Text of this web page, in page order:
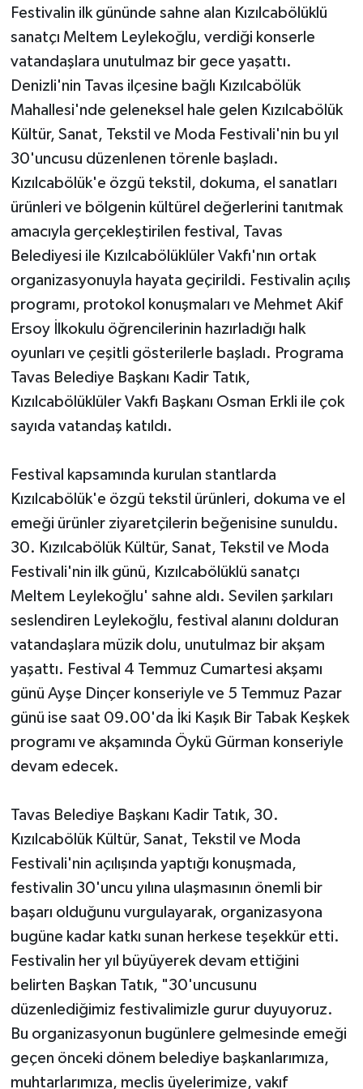
Festivalin ilk gününde sahne alan Kızılcabölüklü
sanatçı Meltem Leylekoğlu, verdiği konserle
vatandaşlara unutulmaz bir gece yaşattı.
Denizli'nin Tavas ilçesine bağlı Kızılcabölük
Mahallesi'nde geleneksel hale gelen Kızılcabölük
Kültür, Sanat, Tekstil ve Moda Festivali'nin bu yıl
30'uncusu düzenlenen törenle başladı.
Kızılcabölük'e özgü tekstil, dokuma, el sanatları
ürünleri ve bölgenin kültürel değerlerini tanıtmak
amacıyla gerçekleştirilen festival, Tavas
Belediyesi ile Kızılcabölüklüler Vakfı'nın ortak
organizasyonuyla hayata geçirildi. Festivalin açılış
programı, protokol konuşmaları ve Mehmet Akif
Ersoy İlkokulu öğrencilerinin hazırladığı halk
oyunları ve çeşitli gösterilerle başladı. Programa
Tavas Belediye Başkanı Kadir Tatık,
Kızılcabölüklüler Vakfı Başkanı Osman Erkli ile çok
sayıda vatandaş katıldı.
Festival kapsamında kurulan stantlarda
Kızılcabölük'e özgü tekstil ürünleri, dokuma ve el
emeği ürünler ziyaretçilerin beğenisine sunuldu.
30. Kızılcabölük Kültür, Sanat, Tekstil ve Moda
Festivali'nin ilk günü, Kızılcabölüklü sanatçı
Meltem Leylekoğlu' sahne aldı. Sevilen şarkıları
seslendiren Leylekoğlu, festival alanını dolduran
vatandaşlara müzik dolu, unutulmaz bir akşam
yaşattı. Festival 4 Temmuz Cumartesi akşamı
günü Ayşe Dinçer konseriyle ve 5 Temmuz Pazar
günü ise saat 09.00'da İki Kaşık Bir Tabak Keşkek
programı ve akşamında Öykü Gürman konseriyle
devam edecek.
Tavas Belediye Başkanı Kadir Tatık, 30.
Kızılcabölük Kültür, Sanat, Tekstil ve Moda
Festivali'nin açılışında yaptığı konuşmada,
festivalin 30'uncu yılına ulaşmasının önemli bir
başarı olduğunu vurgulayarak, organizasyona
bugüne kadar katkı sunan herkese teşekkür etti.
Festivalin her yıl büyüyerek devam ettiğini
belirten Başkan Tatık, "30'uncusunu
düzenlediğimiz festivalimizle gurur duyuyoruz.
Bu organizasyonun bugünlere gelmesinde emeği
geçen önceki dönem belediye başkanlarımıza,
muhtarlarımıza, meclis üyelerimize, vakıf